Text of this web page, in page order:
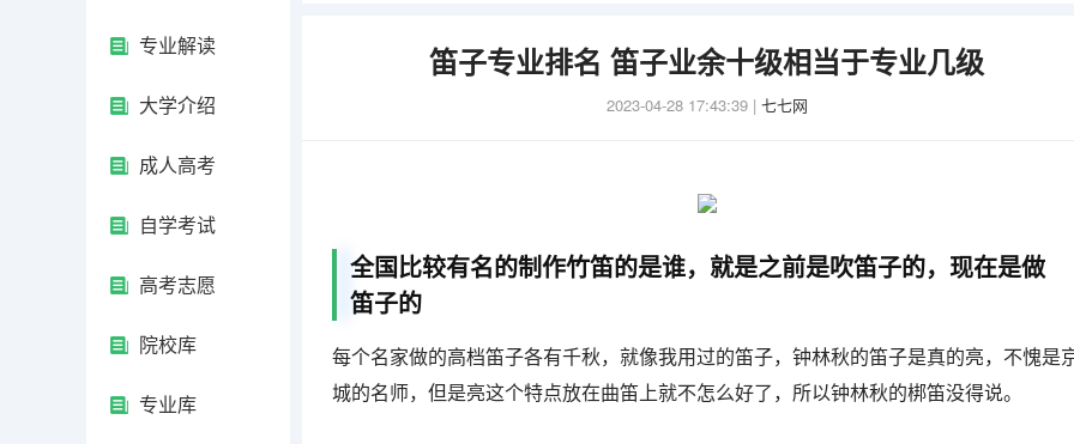
专业解读
大学介绍
成人高考
自学考试
高考志愿
院校库
专业库
笛子专业排名 笛子业余十级相当于专业几级
2023-04-28 17:43:39 | 七七网
全国比较有名的制作竹笛的是谁，就是之前是吹笛子的，现在是做
笛子的
每个名家做的高档笛子各有千秋，就像我用过的笛子，钟林秋的笛子是真的亮，不愧是
城的名师，但是亮这个特点放在曲笛上就不怎么好了，所以钟林秋的梆笛没得说。